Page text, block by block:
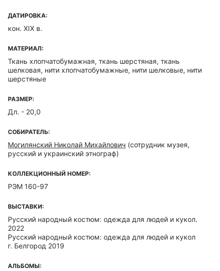
ДАТИРОВКА:
кон. XIX в.
МАТЕРИАЛ:
Ткань хлопчатобумажная, ткань шерстяная, ткань
шелковая, нити хлопчатобумажные, нити шелковые, нити
шерстяные
РАЗМЕР:
Дл. - 20,0
СОБИРАТЕЛЬ:
Могилянский Николай Михайлович (сотрудник музея,
русский и украинский этнограф)
КОЛЛЕКЦИОННЫЙ НОМЕР:
РЭМ 160-97
ВЫСТАВКИ:
Русский народный костюм: одежда для людей и кукол.
2022
Русский народный костюм: одежда для людей и кукол
г. Белгород 2019
АЛЬБОМЫ: